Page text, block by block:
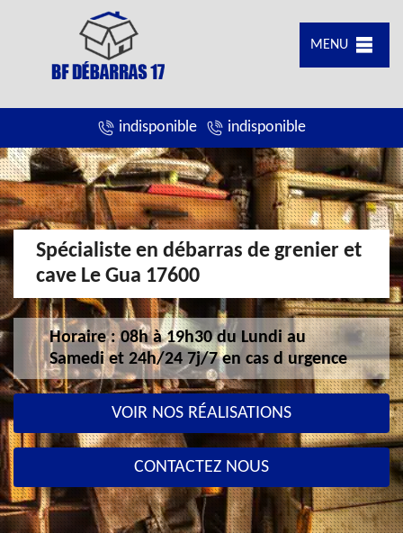
MENU
indisponible indisponible
Spécialiste en débarras de grenier et
cave Le Gua 17600
Horaire : 08h à 19h30 du Lundi au
Samedi et 24h/24 7j/7 en cas d urgence
VOIR NOS RÉALISATIONS
CONTACTEZ NOUS